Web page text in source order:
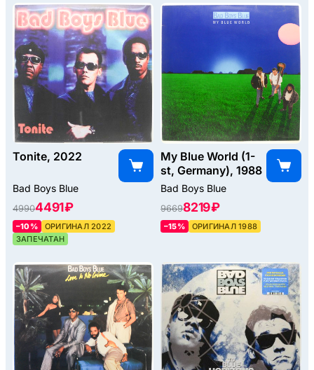
Tonite, 2022
Bad Boys Blue
49904491 ₽
–10%
ОРИГИНАЛ 2022
ЗАПЕЧАТАН
My Blue World (1-
st, Germany), 1988
Bad Boys Blue
96698219 ₽
–15% ОРИГИНАЛ 1988